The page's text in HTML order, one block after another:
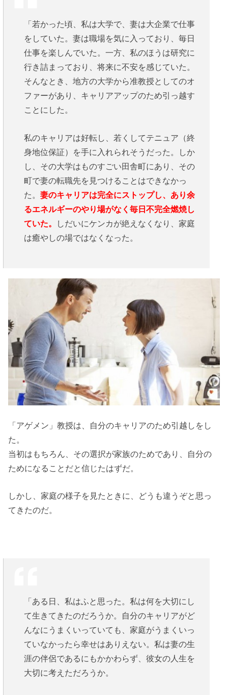
「若かった頃、私は大学で、妻は大企業で仕事
をしていた。妻は職場を気に入っており、毎日
仕事を楽しんでいた。一方、私のほうは研究に
行き詰まっており、将来に不安を感じていた。
そんなとき、地方の大学から准教授としてのオ
ファーがあり、キャリアアップのため引っ越す
ことにした。
私のキャリアは好転し、若くしてテニュア（終
身地位保証）を手に入れられそうだった。しか
し、その大学はものすごい田舎町にあり、その
町で妻の転職先を見つけることはできなかっ
た。妻のキャリアは完全にストップし、あり余
るエネルギーのやり場がなく毎日不完全燃焼し
ていた。
しだいにケンカが絶えなくなり、家庭
は癒やしの場ではなくなった。
「アゲメン」教授は、自分のキャリアのため引越しをし
た。
当初はもちろん、その選択が家族のためであり、自分の
ためになることだと信じたはずだ。
しかし、家庭の様子を見たときに、どうも違うぞと思っ
てきたのだ。
「ある日、私はふと思った。私は何を大切にし
て生きてきたのだろうか。自分のキャリアがど
んなにうまくいっていても、家庭がうまくいっ
ていなかったら幸せはありえない。私は妻の生
涯の伴侶であるにもかかわらず、彼女の人生を
大切に考えただろうか。